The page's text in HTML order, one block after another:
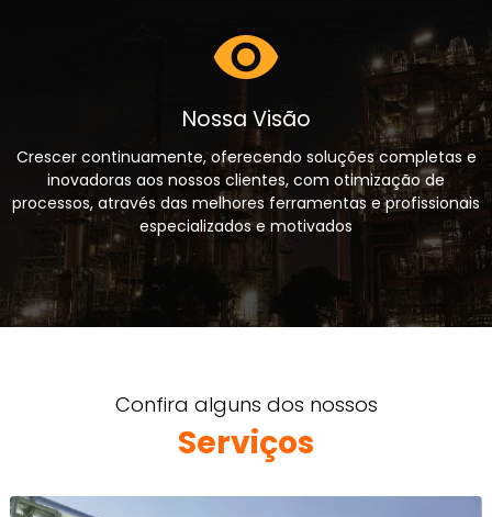
Nossa Visão
Crescer continuamente, oferecendo soluções completas e
inovadoras aos nossos clientes, com otimização de
processos, através das melhores ferramentas e profissionais
especializados e motivados
Confira alguns dos nossos
Serviços